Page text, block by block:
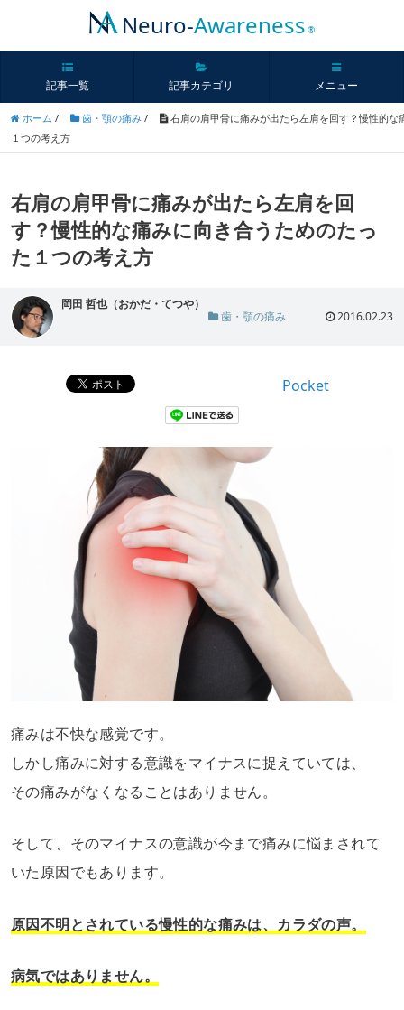
Neuro-Awareness ®
記事一覧 記事カテゴリ メニュー
ホーム / 歯・顎の痛み /
右肩の肩甲骨に痛みが出たら左肩を回す？慢性的な
１つの考え方
右肩の肩甲骨に痛みが出たら左肩を回
す？慢性的な痛みに向き合うためのたっ
た１つの考え方
岡田 哲也（おかだ・てつや）
歯・顎の痛み
2016.02.23
Pocket
痛みは不快な感覚です。
しかし痛みに対する意識をマイナスに捉えていては、
その痛みがなくなることはありません。
そして、そのマイナスの意識が今まで痛みに悩まされて
いた原因でもあります。
原因不明とされている慢性的な痛みは、カラダの声。
病気ではありません。